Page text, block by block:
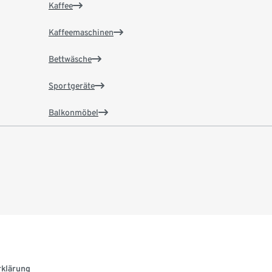
Kaffee
Kaffeemaschinen
Bettwäsche
Sportgeräte
Balkonmöbel